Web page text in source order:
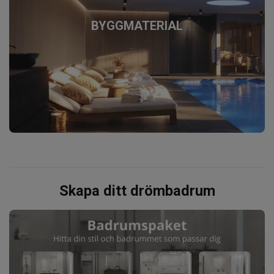
BYGGMATERIAL
Skapa ditt drömbadrum